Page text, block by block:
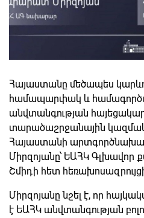
Հայաստանը մեծապես
համապարփակ և
անվտանգության
տարածաշրջանային
Հայաստանի
Միրզոյանը՝ ԵԱՀԿ Գլխավոր
Շմիդի հետ
Միրզոյանը նշել է, որ
է ԵԱՀԿ անվտանգության